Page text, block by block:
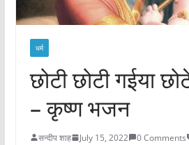
धर्म
छोटी छोटी गईया
– कृष्ण भजन
सन्दीप शाह July 15, 2022 0 Comments